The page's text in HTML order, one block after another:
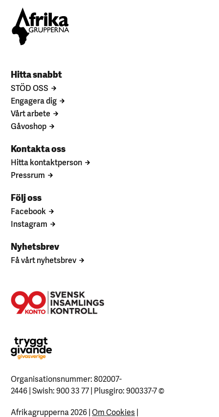
Hitta snabbt
STÖD OSS
Engagera dig
Vårt arbete
Gåvoshop
Kontakta oss
Hitta kontaktperson
Pressrum
Följ oss
Facebook
Instagram
Nyhetsbrev
Få vårt nyhetsbrev
Organisationsnummer: 802007-
2446 | Swish: 900 33 77 | Plusgiro: 900337-7©
Afrikagrupperna 2026 |Om Cookies |